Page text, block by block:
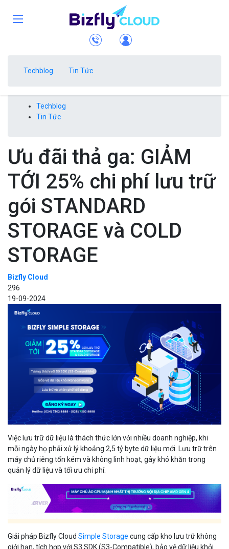
Techblog Tin Tức
Techblog
Tin Tức
Ưu đãi thả ga: GIẢM
TỚI 25% chi phí lưu trữ
gói STANDARD
STORAGE và COLD
STORAGE
Bizfly Cloud
296
19-09-2024
Việc lưu trữ dữ liệu là thách thức lớn với nhiều doanh nghiệp, khi
mỗi ngày họ phải xử lý khoảng 2,5 tỷ byte dữ liệu mới. Lưu trữ trên
máy chủ riêng tốn kém và không linh hoạt, gây khó khăn trong
quản lý dữ liệu và tối ưu chi phí.
Giải pháp Bizfly Cloud Simple Storage cung cấp kho lưu trữ không
giới hạn, tích hợp với S3 SDK (S3-Compatible), bảo vệ dữ liệu khỏi